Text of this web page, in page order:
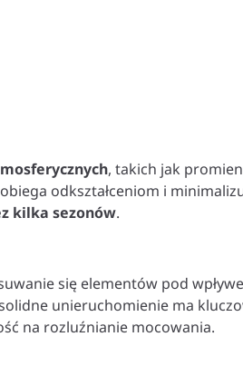
, takich jak
odkształceniom i
kilka sezonów.
się elementów pod
unieruchomienie ma
na rozluźnianie mocowania.